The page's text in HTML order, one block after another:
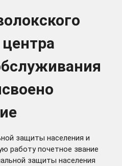
защиты населения и
работу почетное звание
защиты населения